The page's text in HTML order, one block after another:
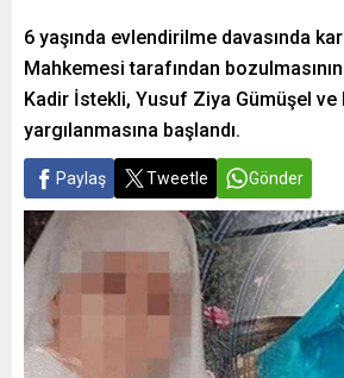
6 yaşında evlendirilme davasında
Mahkemesi tarafından
Kadir İstekli, Yusuf Ziya Gümüşel ve
yargılanmasına başlandı.
Paylaş Tweetle Gönder